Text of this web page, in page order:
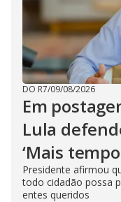
DO R7/09/08/2026
Em
Lula
‘Mais
Presidente afirmou
todo cidadão possa
entes queridos